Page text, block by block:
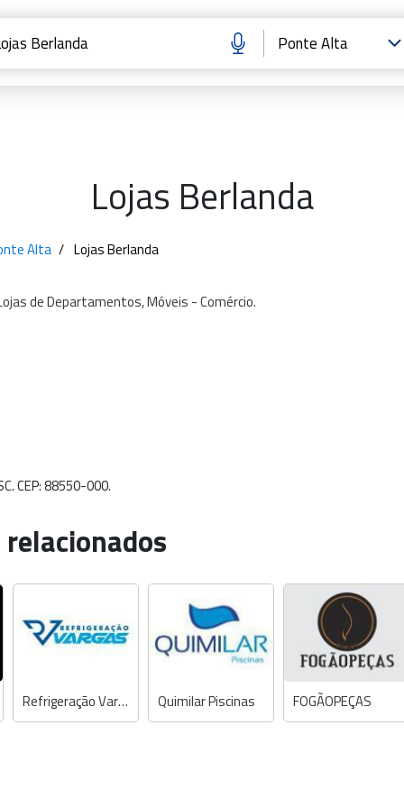
Lojas Berlanda
Alta Lojas Berlanda
deDepartamentos,Móveis -Comércio.
CEP: 88550-000.
Refrigeração Vargas Quimilar Piscinas FOGÃOPEÇAS